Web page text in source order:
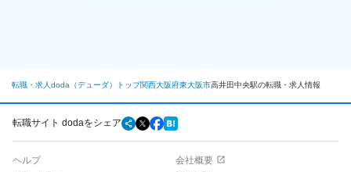
■当社の特徴：
作業工具のドライバーは国内シェア約60％を誇る、創業100年超
の歴史あるリーディングカンパニーです。最近では小型の電動ド
ライバーが大ヒットしております。日本国内だけに留まらず、海
転職・求人doda（デューダ）トップ関西大阪府東大阪市高井田中央駅の転職・求人情報
転職サイト dodaをシェア
ヘルプ
会社概要